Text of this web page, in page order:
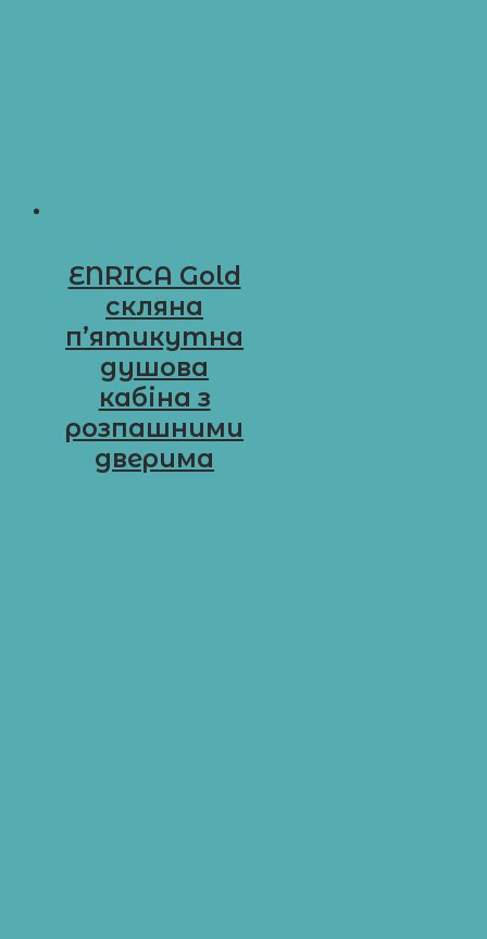
ENRICA Gold
скляна
п’ятикутна
душова
кабіна з
розпашними
дверима